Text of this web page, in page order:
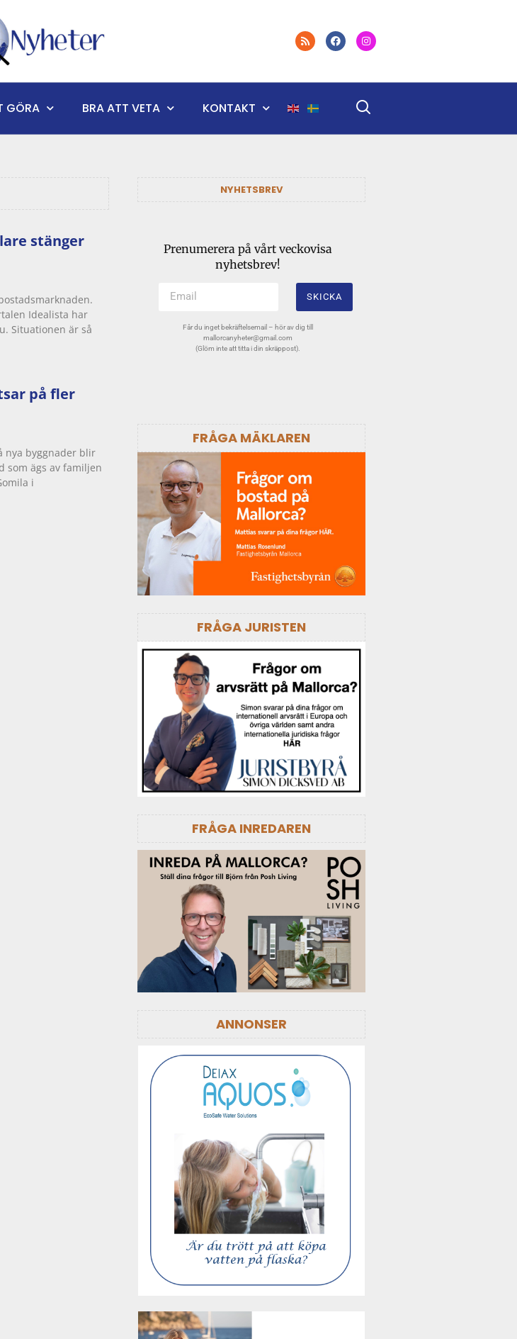
GÖRA BRA ATT VETA KONTAKT
stänger
Idealista har
Situationen är så
på fler
nya byggnader blir
som ägs av familjen
i
NYHETSBREV
Prenumerera på vårt veckovisa
nyhetsbrev!
SKICKA
Får du inget bekräftelsemail – hör av dig till
mallorcanyheter@gmail.com
(Glöm inte att titta i din skräppost).
FRÅGA MÄKLAREN
FRÅGA JURISTEN
FRÅGA INREDAREN
ANNONSER